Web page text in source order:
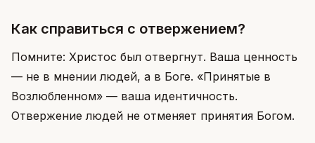
Как справиться с отвержением?
Помните: Христос был отвергнут. Ваша ценность
— не в мнении людей, а в Боге. «Принятые в
Возлюбленном» — ваша идентичность.
Отвержение людей не отменяет принятия Богом.